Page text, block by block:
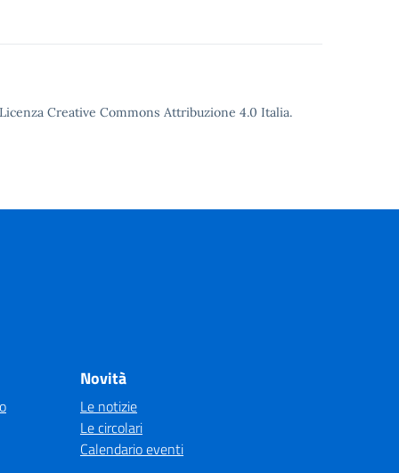
Creative Commons Attribuzione 4.0 Italia.
Novità
Le notizie
Le circolari
Calendario eventi